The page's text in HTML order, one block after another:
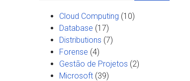
Cloud Computing (10)
Database (17)
Distributions (7)
Forense (4)
Gestão de Projetos (2)
Microsoft (39)